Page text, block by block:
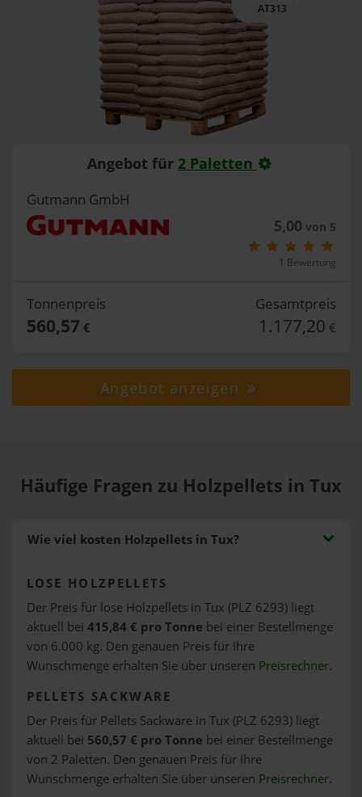
AT313
Angebot für 2 Paletten
Gutmann GmbH
5,00 von 5
1 Bewertung
Tonnenpreis
560,57 €
Gesamtpreis
1.177,20 €
Angebot anzeigen
Häufige Fragen zu Holzpellets in Tux
Wie viel kosten Holzpellets in Tux?
LOSE HOLZPELLETS
Der Preis für lose Holzpellets in Tux (PLZ 6293) liegt
aktuell bei 415,84 € pro Tonne bei einer Bestellmenge
von 6.000 kg. Den genauen Preis für Ihre
Wunschmenge erhalten Sie über unseren Preisrechner.
PELLETS SACKWARE
Der Preis für Pellets Sackware in Tux (PLZ 6293) liegt
aktuell bei 560,57 € pro Tonne bei einer Bestellmenge
von 2 Paletten. Den genauen Preis für Ihre
Wunschmenge erhalten Sie über unseren Preisrechner.